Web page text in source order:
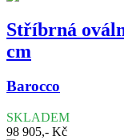
Stříbrná
cm
Barocco
SKLADEM
98 905,- Kč